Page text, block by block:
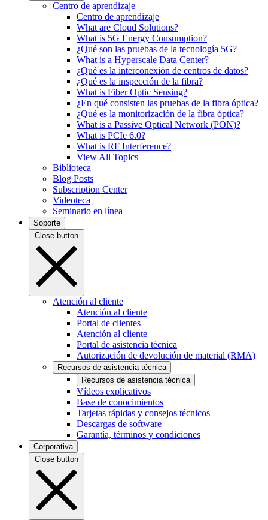
Centro de aprendizaje
Centro de aprendizaje
What are Cloud Solutions?
What is 5G Energy Consumption?
¿Qué son las pruebas de la tecnología 5G?
What is a Hyperscale Data Center?
¿Qué es la interconexión de centros de datos?
¿Qué es la inspección de la fibra?
What is Fiber Optic Sensing?
¿En qué consisten las pruebas de la fibra óptica?
¿Qué es la monitorización de la fibra óptica?
What is a Passive Optical Network (PON)?
What is PCIe 6.0?
What is RF Interference?
View All Topics
Biblioteca
Blog Posts
Subscription Center
Videoteca
Seminario en línea
Soporte
Close button
Atención al cliente
Atención al cliente
Portal de clientes
Atención al cliente
Portal de asistencia técnica
Autorización de devolución de material (RMA)
Recursos de asistencia técnica
Recursos de asistencia técnica
Vídeos explicativos
Base de conocimientos
Tarjetas rápidas y consejos técnicos
Descargas de software
Garantía, términos y condiciones
Corporativa
Close button